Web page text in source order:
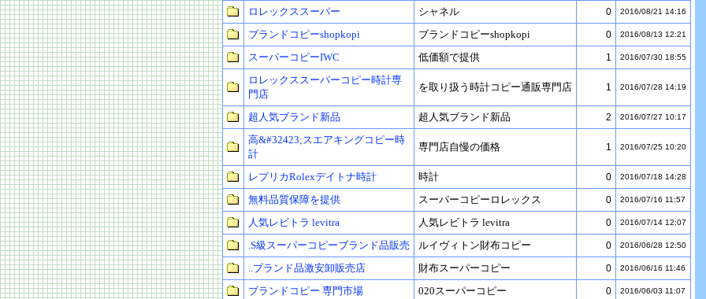
ロレックススーパー シャネル 0 2016/08/21 14:16
ブランドコピーshopkopi ブランドコピーshopkopi 0 2016/08/13 12:21
スーパーコピーIWC 低価額で提供 1 2016/07/30 18:55
ロレックススーパーコピー時計専
門店
を取り扱う時計コピー通販専門店 1 2016/07/28 14:19
超人気ブランド新品 超人気ブランド新品 2 2016/07/27 10:17
高&#32423;スエアキングコピー時
計
専門店自慢の価格 1 2016/07/25 10:20
レプリカRolexデイトナ時計 時計 0 2016/07/18 14:28
無料品質保障を提供 スーパーコピーロレックス 0 2016/07/16 11:57
人気レビトラ levitra 人気レビトラ levitra 0 2016/07/14 12:07
.S級スーパーコピーブランド品販売 ルイヴィトン財布コピー 0 2016/06/28 12:50
..ブランド品激安卸販売店 財布スーパーコピー 0 2016/06/16 11:46
ブランドコピー 専門市場 020スーパーコピー 0 2016/06/03 11:07